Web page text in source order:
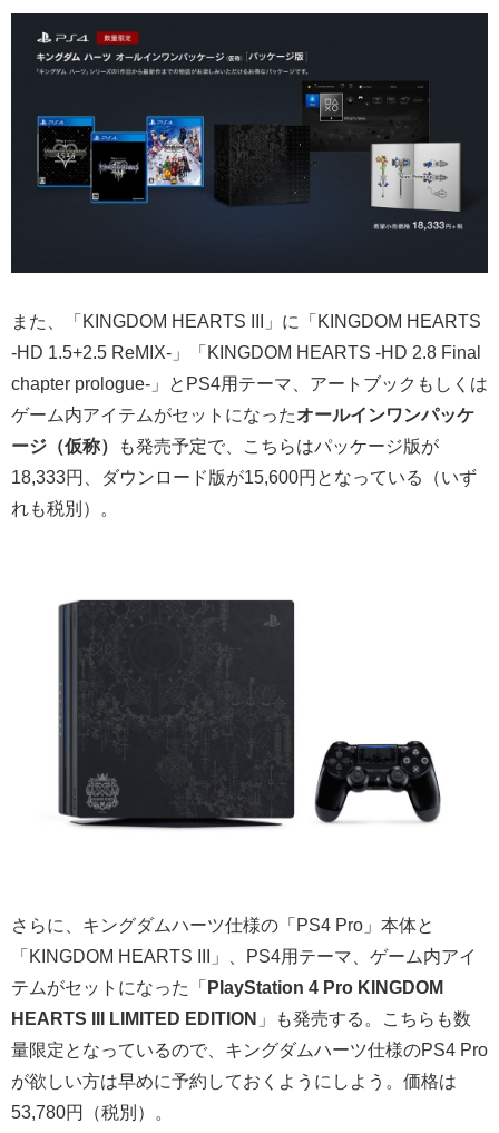
また、「KINGDOM HEARTS III」に「KINGDOM HEARTS
-HD 1.5+2.5 ReMIX-」「KINGDOM HEARTS -HD 2.8 Final
chapter prologue-」とPS4用テーマ、アートブックもしくは
ゲーム内アイテムがセットになったオールインワンパッケ
ージ（仮称）
も発売予定で、こちらはパッケージ版が
18,333円、ダウンロード版が15,600円となっている（いず
れも税別）。
さらに、キングダムハーツ仕様の「PS4 Pro」本体と
「KINGDOM HEARTS III」、PS4用テーマ、ゲーム内アイ
テムがセットになった「 PlayStation 4 Pro KINGDOM
HEARTS III LIMITED EDITION 」も発売する。こちらも数
量限定となっているので、キングダムハーツ仕様のPS4 Pro
が欲しい方は早めに予約しておくようにしよう。価格は
53,780円（税別）。